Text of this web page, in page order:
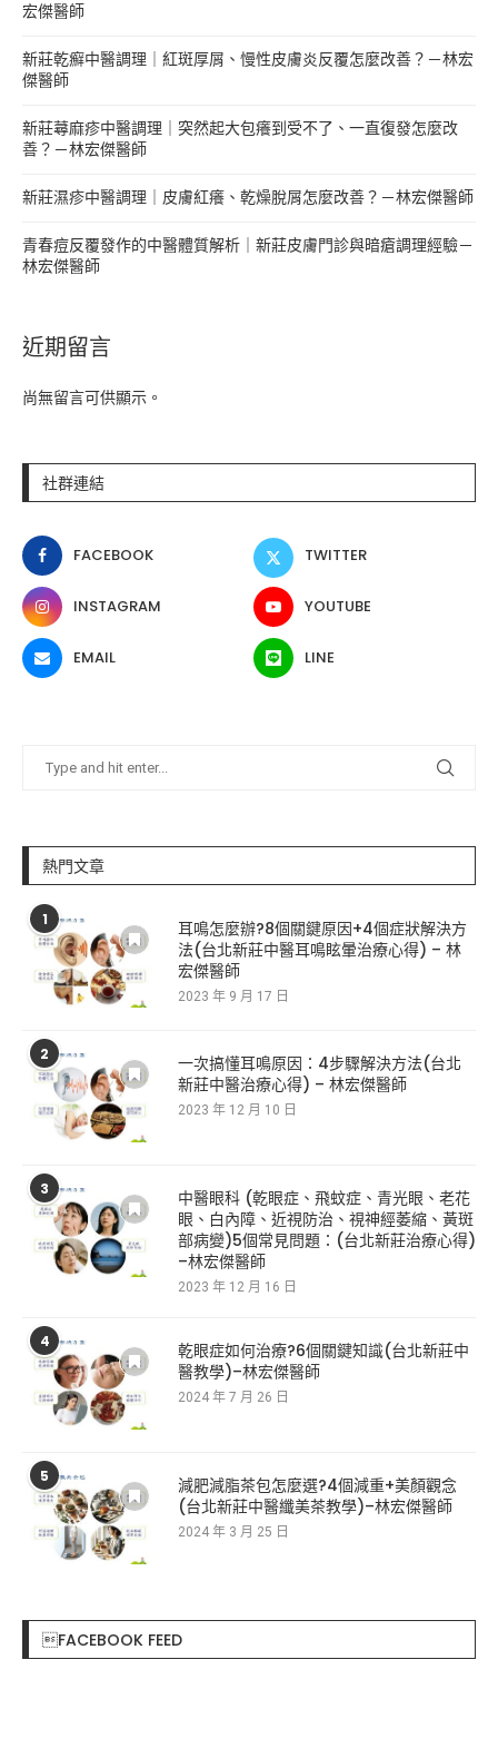
宏傑醫師
新莊乾癬中醫調理｜紅斑厚屑、慢性皮膚炎反覆怎麼改善？－林宏
傑醫師
新莊蕁麻疹中醫調理｜突然起大包癢到受不了、一直復發怎麼改
善？－林宏傑醫師
新莊濕疹中醫調理｜皮膚紅癢、乾燥脫屑怎麼改善？－林宏傑醫師
青春痘反覆發作的中醫體質解析｜新莊皮膚門診與暗瘡調理經驗－
林宏傑醫師
近期留言
尚無留言可供顯示。
社群連結
FACEBOOK TWITTER
INSTAGRAM YOUTUBE
EMAIL LINE
熱門文章
1
耳鳴怎麼辦?8個關鍵原因+4個症狀解決方
法(台北新莊中醫耳鳴眩暈治療心得) – 林
宏傑醫師
2023 年 9 月 17 日
2
一次搞懂耳鳴原因：4步驟解決方法(台北
新莊中醫治療心得) – 林宏傑醫師
2023 年 12 月 10 日
3
中醫眼科 (乾眼症、飛蚊症、青光眼、老花
眼、白內障、近視防治、視神經萎縮、黃斑
部病變)5個常見問題：(台北新莊治療心得)
–林宏傑醫師
2023 年 12 月 16 日
4
乾眼症如何治療?6個關鍵知識(台北新莊中
醫教學)–林宏傑醫師
2024 年 7 月 26 日
5
減肥減脂茶包怎麼選?4個減重+美顏觀念
(台北新莊中醫纖美茶教學)–林宏傑醫師
2024 年 3 月 25 日
FACEBOOK FEED